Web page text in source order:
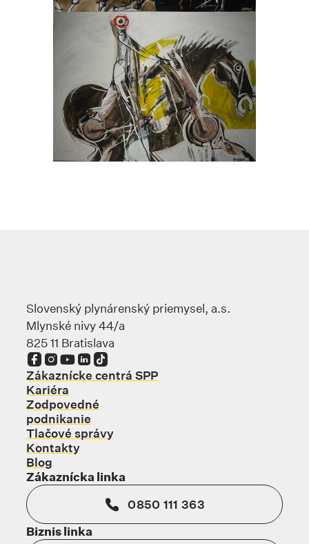
Slovenský plynárenský priemysel, a.s.
Mlynské nivy 44/a
825 11 Bratislava
Odkaz sa otvorí na novej karte
Odkaz sa otvorí na novej karte
Odkaz sa otvorí na novej karte
Odkaz sa otvorí na novej karte
Odkaz sa otvorí na novej karte
Zákaznícke centrá SPP
Kariéra
Zodpovedné
podnikanie
Tlačové správy
Kontakty
Blog
Zákaznícka linka
0850 111 363
Biznis linka